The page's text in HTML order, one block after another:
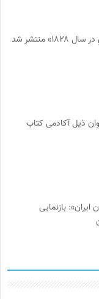
منتشر شد
ذیل آکادمی کتاب
بازنمایی